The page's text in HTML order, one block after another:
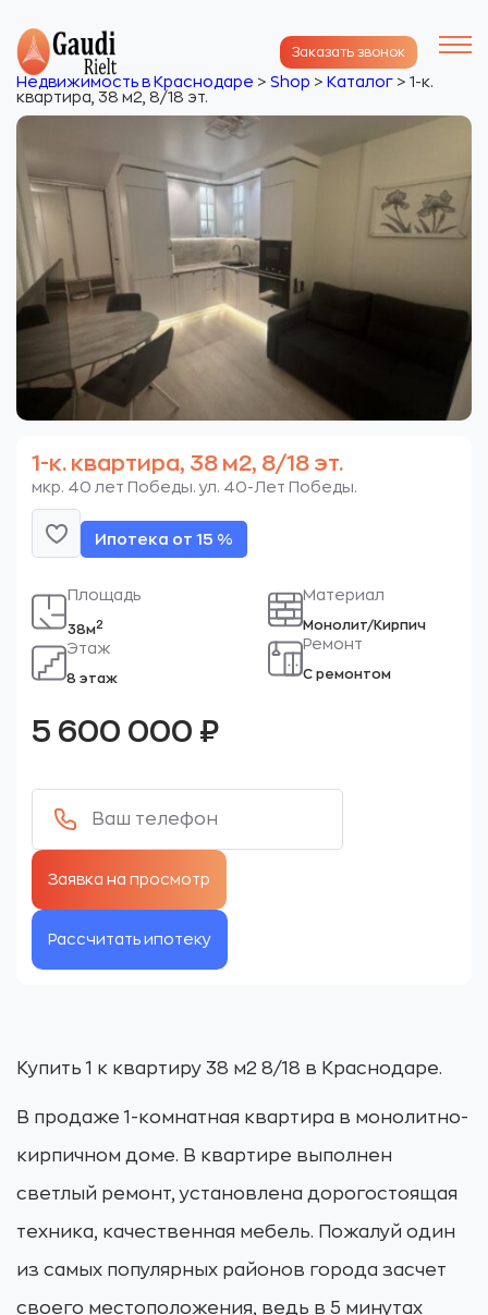
Заказать звонок
Недвижимость в Краснодаре > Shop > Каталог > 1-к.
квартира, 38 м2, 8/18 эт.
1-к. квартира, 38 м2, 8/18 эт.
мкр. 40 лет Победы. ул. 40-Лет Победы.
Ипотека от 15 %
Площадь
38м2
Этаж
8 этаж
Материал
Монолит/Кирпич
Ремонт
С ремонтом
5 600 000 ₽
Рассчитать ипотеку
Купить 1 к квартиру 38 м2 8/18 в Краснодаре.
В продаже 1-комнатная квартира в монолитно-
кирпичном доме. В квартире выполнен
светлый ремонт, установлена дорогостоящая
техника, качественная мебель. Пожалуй один
из самых популярных районов города засчет
своего местоположения, ведь в 5 минутах